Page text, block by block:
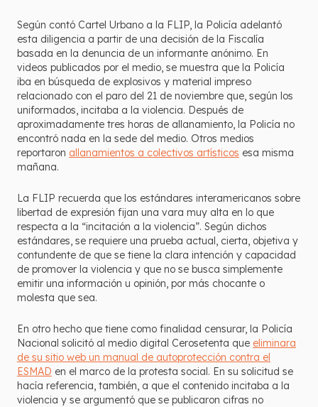
Según contó Cartel Urbano a la FLIP, la Policía adelantó
esta diligencia a partir de una decisión de la Fiscalía
basada en la denuncia de un informante anónimo. En
videos publicados por el medio, se muestra que la Policía
iba en búsqueda de explosivos y material impreso
relacionado con el paro del 21 de noviembre que, según los
uniformados, incitaba a la violencia. Después de
aproximadamente tres horas de allanamiento, la Policía no
encontró nada en la sede del medio. Otros medios
reportaron allanamientos a colectivos artísticos esa misma
mañana.
La FLIP recuerda que los estándares interamericanos sobre
libertad de expresión fijan una vara muy alta en lo que
respecta a la “incitación a la violencia”. Según dichos
estándares, se requiere una prueba actual, cierta, objetiva y
contundente de que se tiene la clara intención y capacidad
de promover la violencia y que no se busca simplemente
emitir una información u opinión, por más chocante o
molesta que sea.
En otro hecho que tiene como finalidad censurar, la Policía
Nacional solicitó al medio digital Cerosetenta que eliminara
de su sitio web un manual de autoprotección contra el
ESMAD en el marco de la protesta social. En su solicitud se
hacía referencia, también, a que el contenido incitaba a la
violencia y se argumentó que se publicaron cifras no